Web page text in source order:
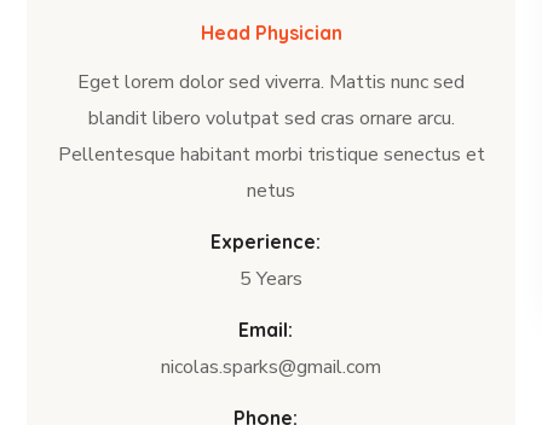
Head Physician
Eget lorem dolor sed viverra. Mattis nunc sed
blandit libero volutpat sed cras ornare arcu.
Pellentesque habitant morbi tristique senectus et
netus
Experience:
5 Years
Email:
nicolas.sparks@gmail.com
Phone: